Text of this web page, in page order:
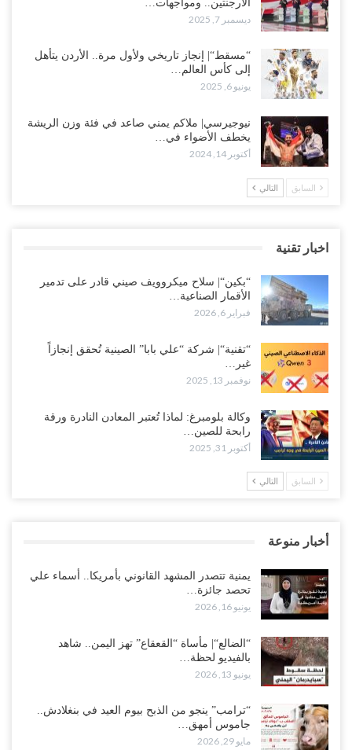
الأرجنتين.. ومواجهات…
ديسمبر 7, 2025
“مسقط“| إنجاز تاريخي ولأول مرة.. الأردن يتأهل
إلى كأس العالم…
يونيو 6, 2025
نيوجيرسي| ملاكم يمني صاعد في فئة وزن الريشة
يخطف الأضواء في…
أكتوبر 14, 2024
السابق التالي
اخبار تقنية
“بكين“| سلاح ميكروويف صيني قادر على تدمير
الأقمار الصناعية…
فبراير 6, 2026
“تقنية“| شركة “علي بابا” الصينية تُحقق إنجازاً
غير…
نوفمبر 13, 2025
وكالة بلومبرغ: لماذا تُعتبر المعادن النادرة ورقة
رابحة للصين…
أكتوبر 31, 2025
السابق التالي
أخبار منوعة
يمنية تتصدر المشهد القانوني بأمريكا.. أسماء علي
تحصد جائزة…
يونيو 16, 2026
“الضالع“| مأساة “القعقاع” تهز اليمن.. شاهد
بالفيديو لحظة…
يونيو 13, 2026
“ترامب” ينجو من الذبح بيوم العيد في بنغلادش..
جاموس أمهق…
مايو 29, 2026